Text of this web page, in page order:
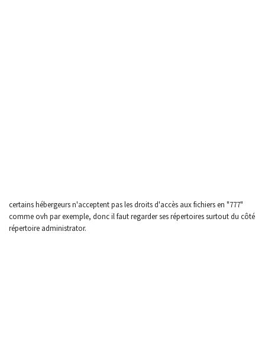
certains hébergeurs n'acceptent pas les droits d'accès aux fichiers en "777"
comme ovh par exemple, donc il faut regarder ses répertoires surtout du côté
répertoire administrator.